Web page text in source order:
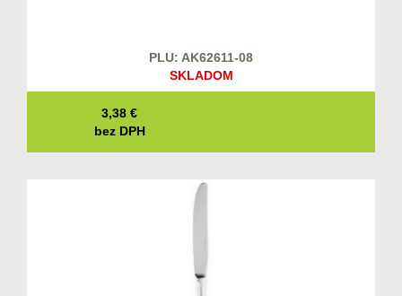
PLU: AK62611-08
SKLADOM
3,38 €
bez DPH